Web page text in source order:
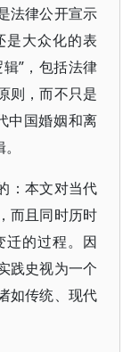
法律公开宣示
是大众化的表
”，包括法律
则，而不只是
中国婚姻和离
：本文对当代
而且同时历时
迁的过程。因
践史视为一个
如传统、现代